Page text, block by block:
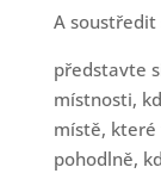
A soustředit
představte
místnosti,
místě,
pohodlně,